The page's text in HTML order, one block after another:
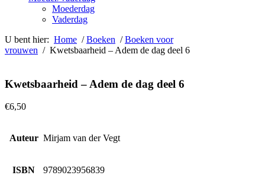
Moederdag
Vaderdag
U bent hier: Home /Boeken /Boeken voor
vrouwen / Kwetsbaarheid – Adem de dag deel 6
Kwetsbaarheid – Adem de dag deel 6
€6,50
Auteur Mirjam van der Vegt
ISBN 9789023956839